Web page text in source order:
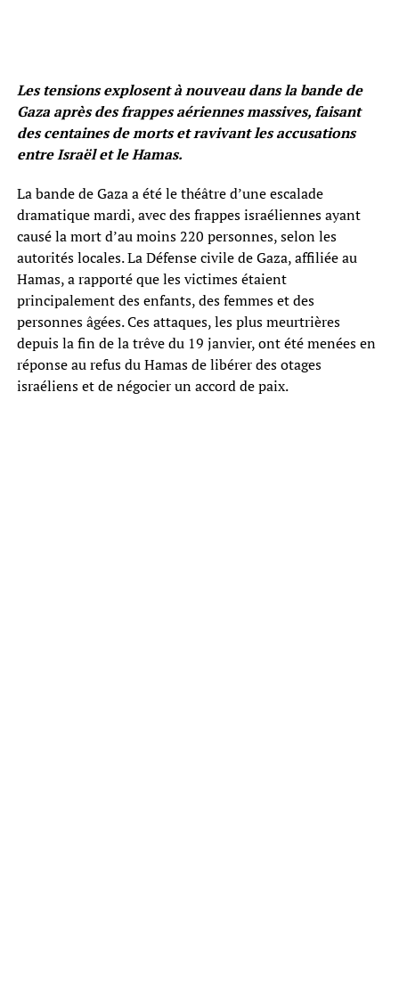
Les tensions explosent à nouveau dans la bande de
Gaza après des frappes aériennes massives, faisant
des centaines de morts et ravivant les accusations
entre Israël et le Hamas.
La bande de Gaza a été le théâtre d’une escalade
dramatique mardi, avec des frappes israéliennes ayant
causé la mort d’au moins 220 personnes, selon les
autorités locales. La Défense civile de Gaza, affiliée au
Hamas, a rapporté que les victimes étaient
principalement des enfants, des femmes et des
personnes âgées. Ces attaques, les plus meurtrières
depuis la fin de la trêve du 19 janvier, ont été menées en
réponse au refus du Hamas de libérer des otages
israéliens et de négocier un accord de paix.